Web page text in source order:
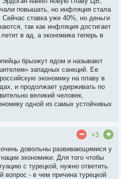
повышать, но инфляция стала
ставка уже 40%, но деньги
так как инфляция достигает
в ад, а экономика теперь в
брызжут ядом и называют
западных санкций. Ее
экономику на плаву в
и продолжает удерживать по
великий человек,
одной из самых устойчивых
+3
очень довольны развивающимися у
экономики. Для того чтобы
с турецкой, нужно ответить
вопрос - в чем причина турецкой